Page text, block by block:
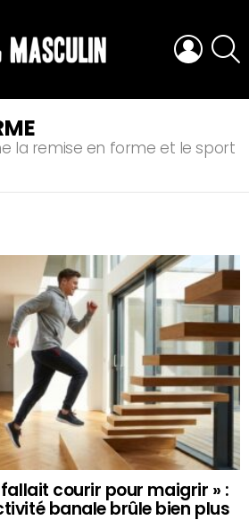
LOGIN
la remise en forme et le sport
fallait courir pour maigrir » :
banale brûle bien plus